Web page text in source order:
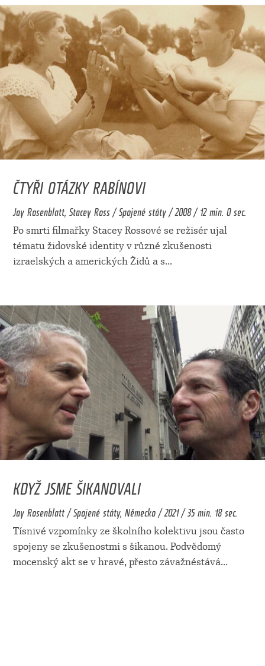
ČTYŘI OTÁZKY RABÍNOVI
Jay Rosenblatt, Stacey Ross / Spojené státy / 2008 / 12 min. 0 sec.
Po smrti filmařky Stacey Rossové se režisér ujal
tématu židovské identity v různé zkušenosti
izraelských a amerických Židů a s...
KDYŽ JSME ŠIKANOVALI
Jay Rosenblatt / Spojené státy, Německo / 2021 / 35 min. 18 sec.
Tísnivé vzpomínky ze školního kolektivu jsou často
spojeny se zkušenostmi s šikanou. Podvědomý
mocenský akt se v hravé, přesto závažnéstává...